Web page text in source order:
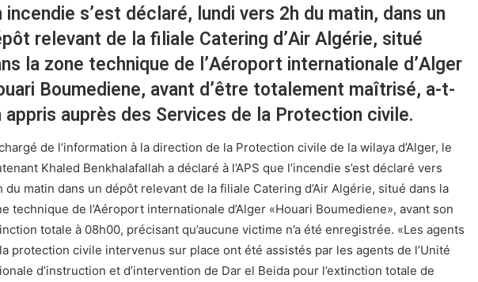
incendie s’est déclaré, lundi vers 2h du matin, dans un
relevant de la filiale Catering d’Air Algérie, situé
la zone technique de l’Aéroport internationale d’Alger
Boumediene, avant d’être totalement maîtrisé, a-t-
appris auprès des Services de la Protection civile.
de l’information à la direction de la Protection civile de la wilaya d’Alger, le
Khaled Benkhalafallah a déclaré à l’APS que l’incendie s’est déclaré vers
du matin dans un dépôt relevant de la filiale Catering d’Air Algérie, situé dans la
technique de l’Aéroport internationale d’Alger «Houari Boumediene», avant son
totale à 08h00, précisant qu’aucune victime n’a été enregistrée. «Les agents
protection civile intervenus sur place ont été assistés par les agents de l’Unité
d’instruction et d’intervention de Dar el Beida pour l’extinction totale de